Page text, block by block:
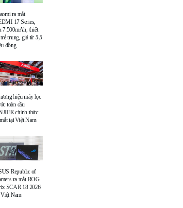
ra mắt
17 Series,
7.500mAh, thiết
trung, giá từ 5,5
đồng
hiệu máy lọc
toàn cầu
chính thức
tại Việt Nam
Republic of
ra mắt ROG
SCAR 18 2026
Nam